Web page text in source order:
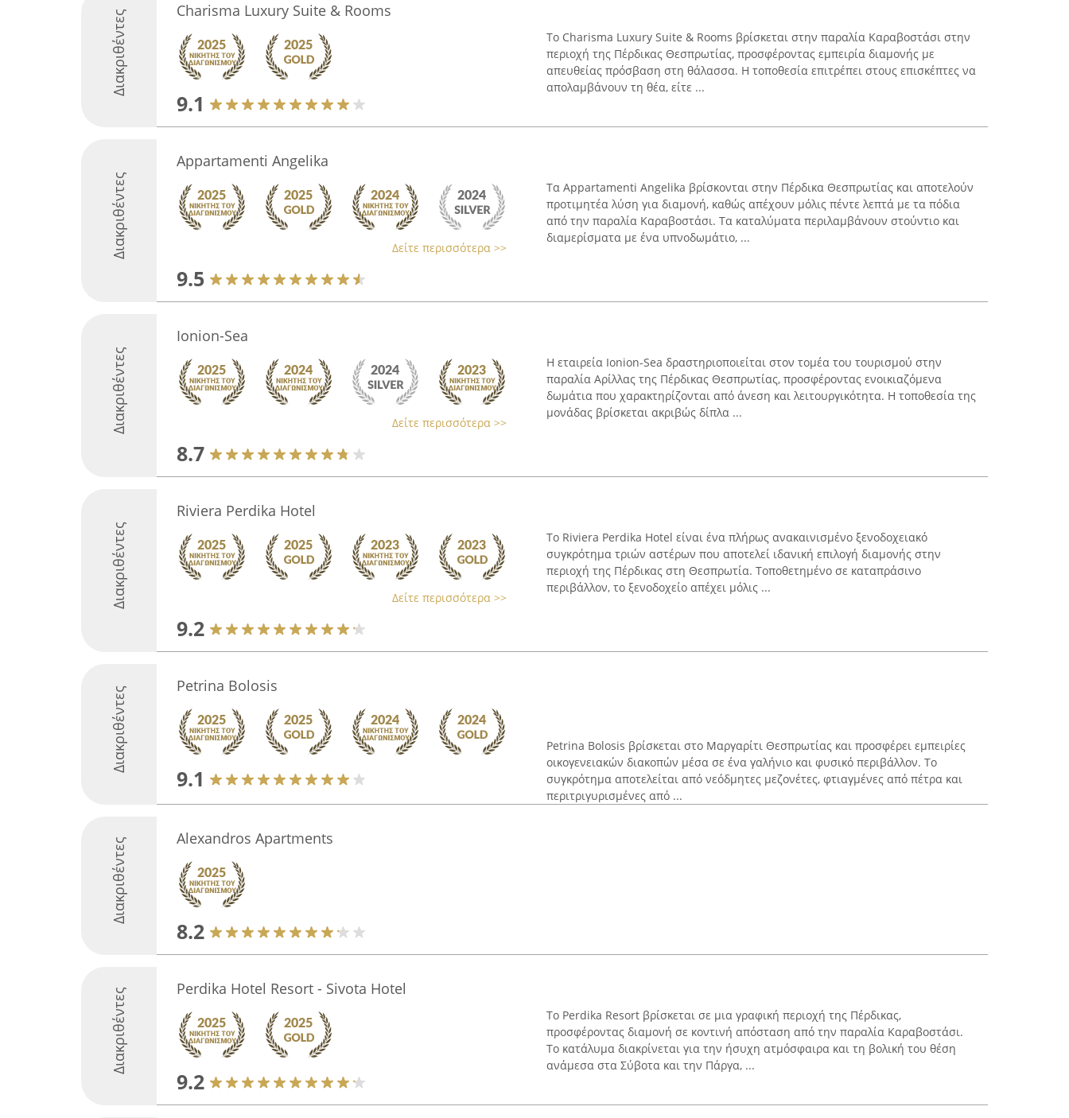
Διακριθέντες Charisma Luxury Suite & Rooms
9.1
Το Charisma Luxury Suite & Rooms βρίσκεται στην παραλία Καραβοστάσι στην
περιοχή της Πέρδικας Θεσπρωτίας, προσφέροντας εμπειρία διαμονής με
απευθείας πρόσβαση στη θάλασσα. Η τοποθεσία επιτρέπει στους επισκέπτες να
απολαμβάνουν τη θέα, είτε ...
Διακριθέντες
Appartamenti Angelika
Δείτε περισσότερα >>
9.5
Τα Appartamenti Angelika βρίσκονται στην Πέρδικα Θεσπρωτίας και αποτελούν
προτιμητέα λύση για διαμονή, καθώς απέχουν μόλις πέντε λεπτά με τα πόδια
από την παραλία Καραβοστάσι. Τα καταλύματα περιλαμβάνουν στούντιο και
διαμερίσματα με ένα υπνοδωμάτιο, ...
Διακριθέντες
Ionion-Sea
Δείτε περισσότερα >>
8.7
Η εταιρεία Ionion-Sea δραστηριοποιείται στον τομέα του τουρισμού στην
παραλία Αρίλλας της Πέρδικας Θεσπρωτίας, προσφέροντας ενοικιαζόμενα
δωμάτια που χαρακτηρίζονται από άνεση και λειτουργικότητα. Η τοποθεσία της
μονάδας βρίσκεται ακριβώς δίπλα ...
Διακριθέντες
Riviera Perdika Hotel
Δείτε περισσότερα >>
9.2
Το Riviera Perdika Hotel είναι ένα πλήρως ανακαινισμένο ξενοδοχειακό
συγκρότημα τριών αστέρων που αποτελεί ιδανική επιλογή διαμονής στην
περιοχή της Πέρδικας στη Θεσπρωτία. Τοποθετημένο σε καταπράσινο
περιβάλλον, το ξενοδοχείο απέχει μόλις ...
Διακριθέντες Petrina Bolosis
9.1
Petrina Bolosis βρίσκεται στο Μαργαρίτι Θεσπρωτίας και προσφέρει εμπειρίες
οικογενειακών διακοπών μέσα σε ένα γαλήνιο και φυσικό περιβάλλον. Το
συγκρότημα αποτελείται από νεόδμητες μεζονέτες, φτιαγμένες από πέτρα και
περιτριγυρισμένες από ...
Διακριθέντες Alexandros Apartments
8.2
Διακριθέντες Perdika Hotel Resort - Sivota Hotel
9.2
Το Perdika Resort βρίσκεται σε μια γραφική περιοχή της Πέρδικας,
προσφέροντας διαμονή σε κοντινή απόσταση από την παραλία Καραβοστάσι.
Το κατάλυμα διακρίνεται για την ήσυχη ατμόσφαιρα και τη βολική του θέση
ανάμεσα στα Σύβοτα και την Πάργα, ...